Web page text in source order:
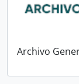
Archivo